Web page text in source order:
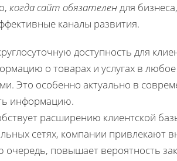
когда сайт обязателендля
каналы развития.
доступность для
о товарах и услугах в
Это особенно актуально в
информацию.
расширению клиентской
сетях, компании привлекают
повышает вероятность